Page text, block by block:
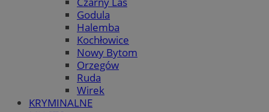
Godula
Halemba
Kochłowice
Nowy Bytom
Orzegów
Ruda
Wirek
KRYMINALNE